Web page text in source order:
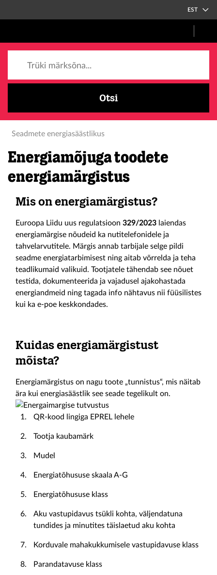
EST
Otsi
Seadmete energiasäästlikus
Energiamõjuga toodete
energiamärgistus
Mis on energiamärgistus?
Euroopa Liidu uus regulatsioon 329/2023 laiendas
energiamärgise nõudeid ka nutitelefonidele ja
tahvelarvutitele. Märgis annab tarbijale selge pildi
seadme energiatarbimisest ning aitab võrrelda ja teha
teadlikumaid valikuid. Tootjatele tähendab see nõuet
testida, dokumenteerida ja vajadusel ajakohastada
energiandmeid ning tagada info nähtavus nii füüsilistes
kui ka e-poe keskkondades.
Kuidas energiamärgistust
mõista?
Energiamärgistus on nagu toote „tunnistus“, mis näitab
ära kui energiasäästlik see seade tegelikult on.
QR-kood lingiga EPREL lehele
Tootja kaubamärk
Mudel
Energiatõhususe skaala A-G
Energiatõhususe klass
Aku vastupidavus tsükli kohta, väljendatuna
tundides ja minutites täislaetud aku kohta
Korduvale mahakukkumisele vastupidavuse klass
Parandatavuse klass